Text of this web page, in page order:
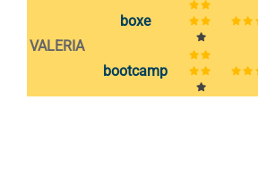
VALERIA
boxe
bootcamp